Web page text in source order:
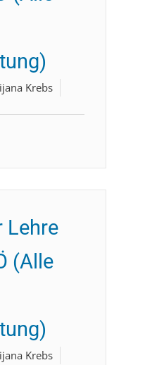
Krebs
Lehre
(Alle
Krebs